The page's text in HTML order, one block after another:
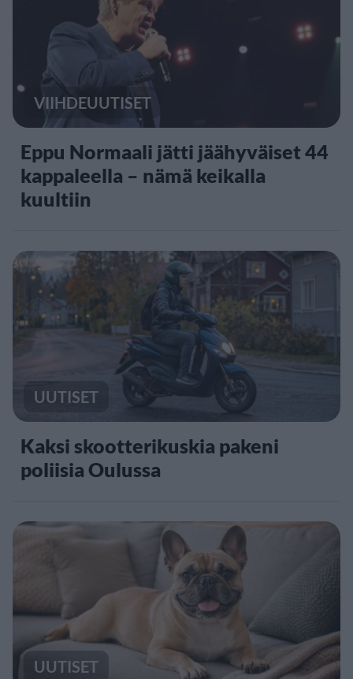
VIIHDEUUTISET
Eppu Normaali jätti jäähyväiset 44
kappaleella – nämä keikalla
kuultiin
UUTISET
Kaksi skootterikuskia pakeni
poliisia Oulussa
UUTISET